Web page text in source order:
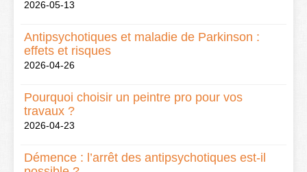
2026-05-13
Antipsychotiques et maladie de Parkinson :
effets et risques
2026-04-26
Pourquoi choisir un peintre pro pour vos
travaux ?
2026-04-23
Démence : l’arrêt des antipsychotiques est-il